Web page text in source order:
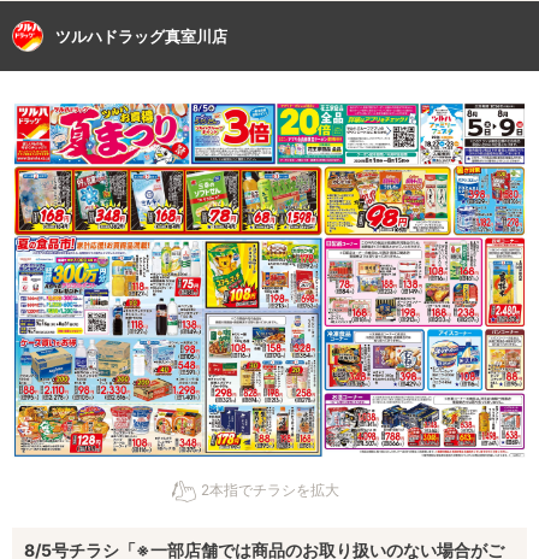
ツルハドラッグ真室川店
2本指でチラシを拡大
8/5号チラシ「※一部店舗では商品のお取り扱いのない場合がご